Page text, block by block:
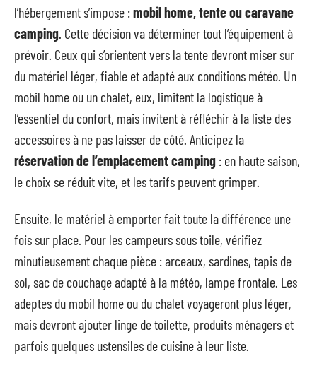
l’hébergement s’impose :mobil home, tente ou caravane
camping . Cette décision va déterminer tout l’équipement à
prévoir. Ceux qui s’orientent vers la tente devront miser sur
du matériel léger, fiable et adapté aux conditions météo. Un
mobil home ou un chalet, eux, limitent la logistique à
l’essentiel du confort, mais invitent à réfléchir à la liste des
accessoires à ne pas laisser de côté. Anticipez la
réservation de l’emplacement camping : en haute saison,
le choix se réduit vite, et les tarifs peuvent grimper.
Ensuite, le matériel à emporter fait toute la différence une
fois sur place. Pour les campeurs sous toile, vérifiez
minutieusement chaque pièce : arceaux, sardines, tapis de
sol, sac de couchage adapté à la météo, lampe frontale. Les
adeptes du mobil home ou du chalet voyageront plus léger,
mais devront ajouter linge de toilette, produits ménagers et
parfois quelques ustensiles de cuisine à leur liste.